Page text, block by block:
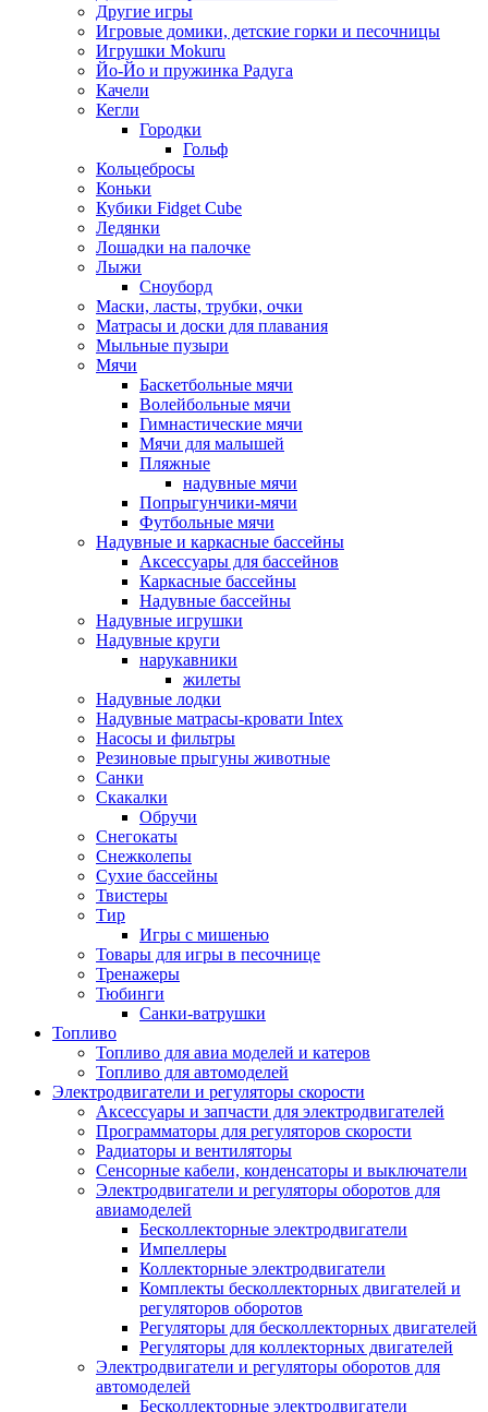
Другие игры
Игровые домики, детские горки и песочницы
Игрушки Mokuru
Йо-Йо и пружинка Радуга
Качели
Кегли
Городки
Гольф
Кольцебросы
Коньки
Кубики Fidget Cube
Ледянки
Лошадки на палочке
Лыжи
Сноуборд
Маски, ласты, трубки, очки
Матрасы и доски для плавания
Мыльные пузыри
Мячи
Баскетбольные мячи
Волейбольные мячи
Гимнастические мячи
Мячи для малышей
Пляжные
надувные мячи
Попрыгунчики-мячи
Футбольные мячи
Надувные и каркасные бассейны
Аксессуары для бассейнов
Каркасные бассейны
Надувные бассейны
Надувные игрушки
Надувные круги
нарукавники
жилеты
Надувные лодки
Надувные матрасы-кровати Intex
Насосы и фильтры
Резиновые прыгуны животные
Санки
Скакалки
Обручи
Снегокаты
Снежколепы
Сухие бассейны
Твистеры
Тир
Игры с мишенью
Товары для игры в песочнице
Тренажеры
Тюбинги
Санки-ватрушки
Топливо
Топливо для авиа моделей и катеров
Топливо для автомоделей
Электродвигатели и регуляторы скорости
Аксессуары и запчасти для электродвигателей
Программаторы для регуляторов скорости
Радиаторы и вентиляторы
Сенсорные кабели, конденсаторы и выключатели
Электродвигатели и регуляторы оборотов для
авиамоделей
Бесколлекторные электродвигатели
Импеллеры
Коллекторные электродвигатели
Комплекты бесколлекторных двигателей и
регуляторов оборотов
Регуляторы для бесколлекторных двигателей
Регуляторы для коллекторных двигателей
Электродвигатели и регуляторы оборотов для
автомоделей
Бесколлекторные электродвигатели